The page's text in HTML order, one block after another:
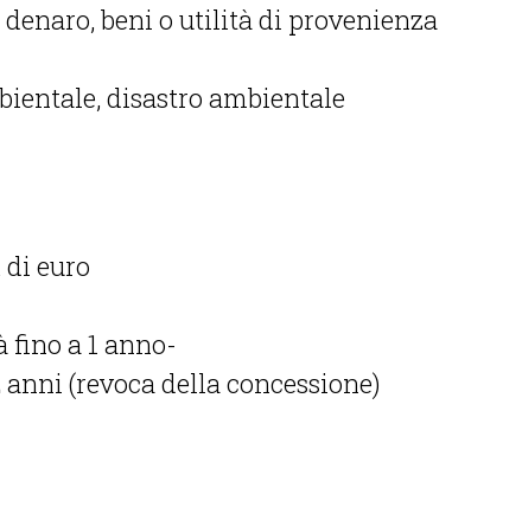
beni o utilità di provenienza
disastro ambientale
euro
fino a 1 anno-
(revoca della concessione)